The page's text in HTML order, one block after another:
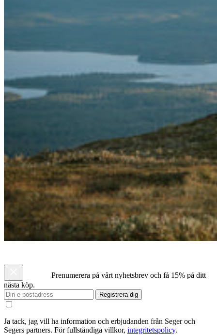
Prenumerera på vårt nyhetsbrev och få 15% på ditt
nästa köp.
Registrera dig
Ja tack, jag vill ha information och erbjudanden från Seger och
Segers partners. För fullständiga villkor, integritetspolicy.